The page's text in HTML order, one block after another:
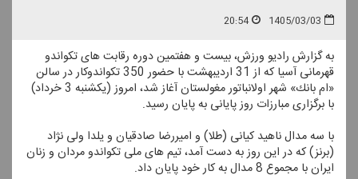
1405/03/03
20:54
به گزارش رادیو ورزش، بیست‌ و هفتمین دوره رقابت های تكواندو
قهرمانی آسیا كه از 31 اردیبهشت با حضور 350 تكواندوكار در سالن
«ام بانك» شهر اولانباتور مغولستان آغاز شد، امروز (یكشنبه 3 خرداد)
با برگزاری مبارزات روز پایانی به پایان رسید.
با سه مدال ناهید كیانی (طلا) و امیررضا صادقیان و یلدا ولی نژاد
(برنز) كه در این روز به دست آمد، تیم های ملی تكواندو مردان و زنان
ایران با مجموع 8 مدال به كار خود پایان داد.